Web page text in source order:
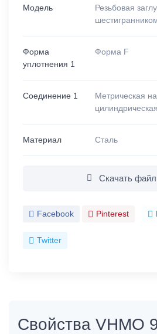
Модель
Резьбовая
Форма
уплотнения 1
Форма F
Соединение 1
Метрическая
цилиндрическая
Материал Сталь
Скачать
Facebook Pinterest
Twitter
Свойства VHMO